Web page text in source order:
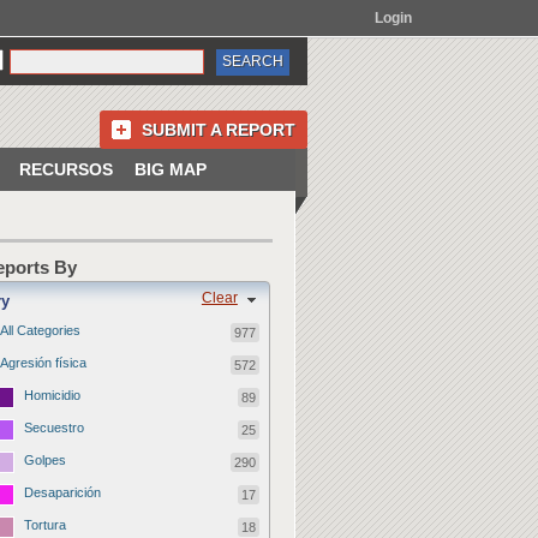
Login
SUBMIT A REPORT
RECURSOS BIG MAP
By
Clear
All Categories 977
Agresión física 572
Homicidio 89
Secuestro 25
Golpes 290
Desaparición 17
Tortura 18